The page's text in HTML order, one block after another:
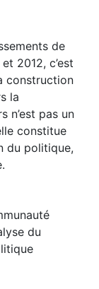
de
2012, c’est
construction
la
n’est pas un
constitue
du politique,
du